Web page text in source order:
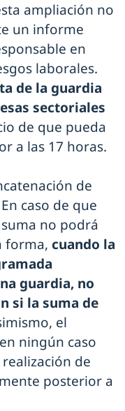
ampliación no
un informe
en
laborales.
de la guardia
sectoriales
de que pueda
a las 17 horas.
de
caso de que
no podrá
forma, cuando la
guardia, no
si la suma de
el
ningún caso
de
posterior a